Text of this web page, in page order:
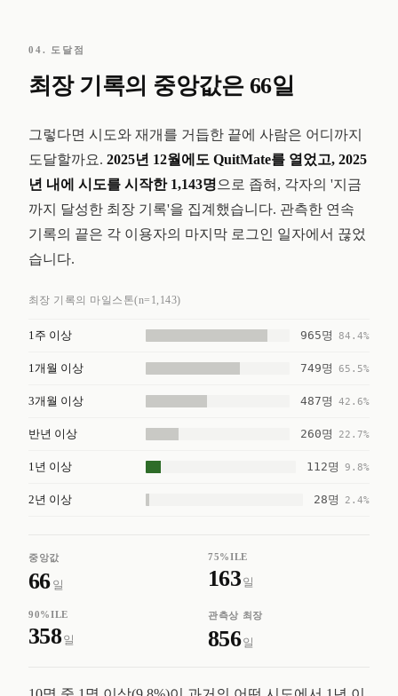
04. 도달점
최장 기록의 중앙값은 66일
그렇다면 시도와 재개를 거듭한 끝에 사람은 어디까지
도달할까요. 2025년 12월에도 QuitMate를 열었고, 2025
년 내에 시도를 시작한 1,143명으로 좁혀, 각자의 '지금
까지 달성한 최장 기록'을 집계했습니다. 관측한 연속
기록의 끝은 각 이용자의 마지막 로그인 일자에서 끊었
습니다.
최장 기록의 마일스톤(n=1,143)
1주 이상 965명 84.4%
1개월 이상 749명 65.5%
3개월 이상 487명 42.6%
반년 이상 260명 22.7%
1년 이상 112명 9.8%
2년 이상 28명 2.4%
중앙값
66 일
75%ILE
163 일
90%ILE
358일
관측상 최장
856일